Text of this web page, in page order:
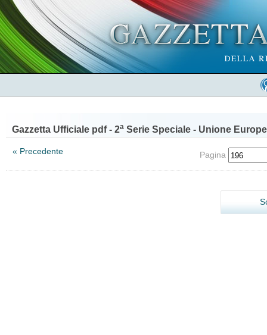
Gazzetta Ufficiale pdf - 2a Serie Speciale - Unione
« Precedente Pagina